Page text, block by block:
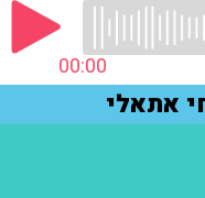
00:00
אתאלי